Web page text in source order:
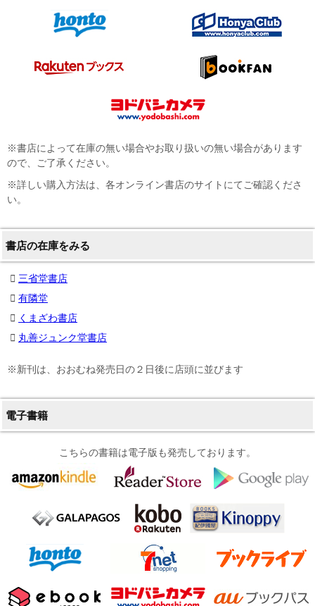
※書店によって在庫の無い場合やお取り扱いの無い場合があります
ので、ご了承ください。
※詳しい購入方法は、各オンライン書店のサイトにてご確認くださ
い。
書店の在庫をみる
三省堂書店
有隣堂
くまざわ書店
丸善ジュンク堂書店
※新刊は、おおむね発売日の２日後に店頭に並びます
電子書籍
こちらの書籍は電子版も発売しております。